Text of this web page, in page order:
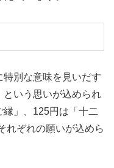
別な意味を見いだす
という思いが込められ
」、125円は「十二
れぞれの願いが込めら